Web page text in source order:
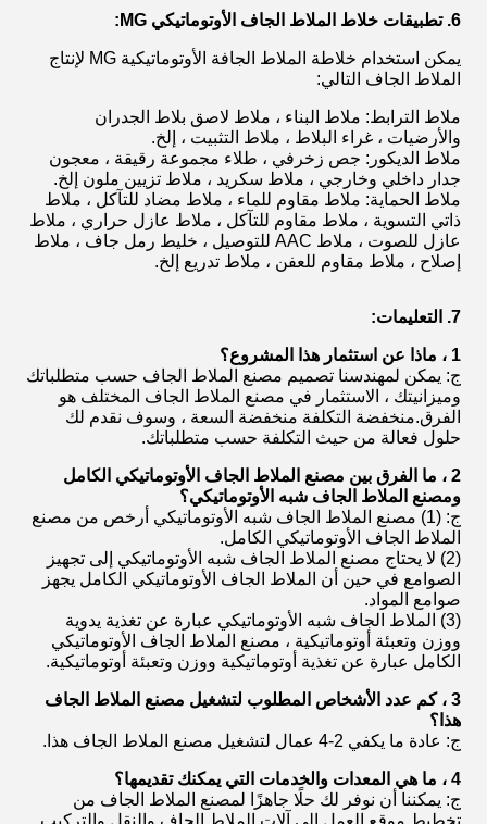
6. تطبيقات خلاط الملاط الجاف الأوتوماتيكي MG:
يمكن استخدام خلاطة الملاط الجافة الأوتوماتيكية MG لإنتاج
الملاط الجاف التالي:
ملاط الترابط: ملاط ​​البناء ، ملاط ​​لاصق بلاط الجدران
والأرضيات ، غراء البلاط ، ملاط ​​التثبيت ، إلخ.
ملاط الديكور: جص زخرفي ، طلاء مجموعة رقيقة ، معجون
جدار داخلي وخارجي ، ملاط ​​سكريد ، ملاط ​​تزيين ملون إلخ.
ملاط الحماية: ملاط ​​مقاوم للماء ، ملاط ​​مضاد للتآكل ، ملاط ​​
ذاتي التسوية ، ملاط ​​مقاوم للتآكل ، ملاط ​​عازل حراري ، ملاط
​​عازل للصوت ، ملاط ​​AAC للتوصيل ، خليط رمل جاف ، ملاط ​​
إصلاح ، ملاط ​​مقاوم للعفن ، ملاط ​​تدريع إلخ.
7. التعليمات:
1 ، ماذا عن استثمار هذا المشروع؟
ج: يمكن لمهندسنا تصميم مصنع الملاط الجاف حسب متطلباتك
وميزانيتك ، الاستثمار في مصنع الملاط الجاف المختلف هو
الفرق.منخفضة التكلفة منخفضة السعة ، وسوف نقدم لك
حلول فعالة من حيث التكلفة حسب متطلباتك.
2 ، ما الفرق بين مصنع الملاط الجاف الأوتوماتيكي الكامل
ومصنع الملاط الجاف شبه الأوتوماتيكي؟
ج: (1) مصنع الملاط الجاف شبه الأوتوماتيكي أرخص من مصنع
الملاط الجاف الأوتوماتيكي الكامل.
(2) لا يحتاج مصنع الملاط الجاف شبه الأوتوماتيكي إلى تجهيز
الصوامع في حين أن الملاط الجاف الأوتوماتيكي الكامل يجهز
صوامع المواد.
(3) الملاط الجاف شبه الأوتوماتيكي عبارة عن تغذية يدوية
ووزن وتعبئة أوتوماتيكية ، مصنع الملاط الجاف الأوتوماتيكي
الكامل عبارة عن تغذية أوتوماتيكية ووزن وتعبئة أوتوماتيكية.
3 ، كم عدد الأشخاص المطلوب لتشغيل مصنع الملاط الجاف
هذا؟
ج: عادة ما يكفي 2-4 عمال لتشغيل مصنع الملاط الجاف هذا.
4 ، ما هي المعدات والخدمات التي يمكنك تقديمها؟
ج: يمكننا أن نوفر لك حلًا جاهزًا لمصنع الملاط الجاف من